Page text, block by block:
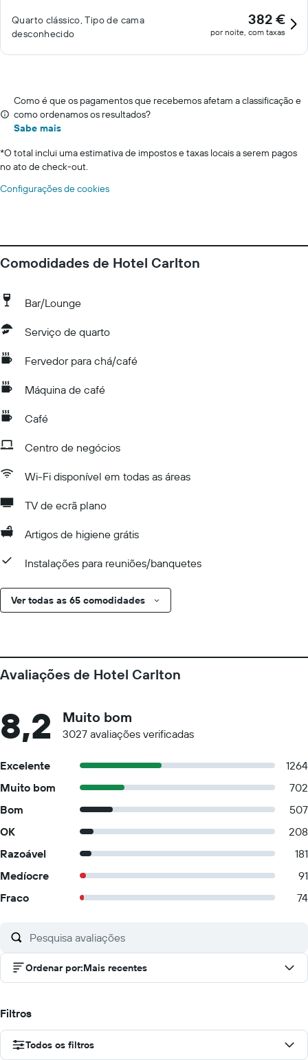
Quarto clássico, Tipo de cama
desconhecido
382 €
por noite, com taxas
Como é que os pagamentos que recebemos afetam a classificação e
como ordenamos os resultados?
Sabe mais
*O total inclui uma estimativa de impostos e taxas locais a serem pagos
no ato de check-out.
Configurações de cookies
Comodidades de Hotel Carlton
Bar/Lounge
Serviço de quarto
Fervedor para chá/café
Máquina de café
Café
Centro de negócios
Wi-Fi disponível em todas as áreas
TV de ecrã plano
Artigos de higiene grátis
Instalações para reuniões/banquetes
Ver todas as 65 comodidades
Avaliações de Hotel Carlton
8,2 Muito bom
3027 avaliações verificadas
Excelente
1264
Muito bom
702
Bom
507
OK
208
Razoável
181
Medíocre
91
Fraco
74
Ordenar por:Mais recentes
Filtros
Todos os filtros